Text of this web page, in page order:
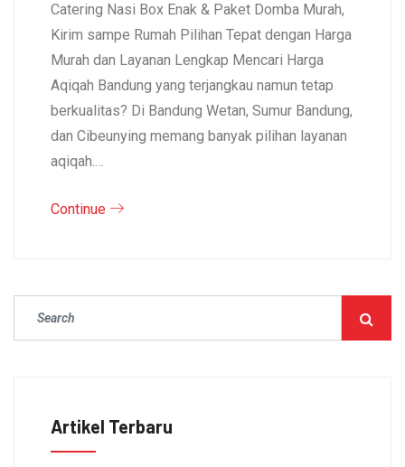
Catering Nasi Box Enak & Paket Domba Murah,
Kirim sampe Rumah Pilihan Tepat dengan Harga
Murah dan Layanan Lengkap Mencari Harga
Aqiqah Bandung yang terjangkau namun tetap
berkualitas? Di Bandung Wetan, Sumur Bandung,
dan Cibeunying memang banyak pilihan layanan
aqiqah.…
Continue
Artikel Terbaru